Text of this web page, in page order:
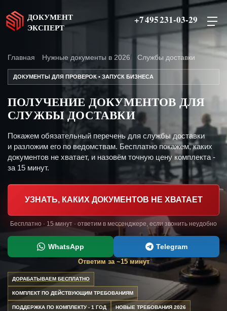
ДОКУМЕНТ
ЭКСПЕРТ
+7 495 231-03-29
Главная Нужные документы в 2026 Службы доставки
ДОКУМЕНТЫ ДЛЯ ПРОВЕРОК • ЗАПУСК БИЗНЕСА
ПОЛУЧЕНИЕ ДОКУМЕНТОВ ДЛЯ
СЛУЖБЫ ДОСТАВКИ
Покажем обязательный перечень для службы доставки
и разложим его по ведомствам. Бесплатно покажем, каких
документов не хватает, и назовём точную цену комплекта -
за 15 минут.
УЗНАТЬ, КАКИХ ДОКУМЕНТОВ НЕ ХВАТАЕТ
Бесплатно · 15 минут · ответим в мессенджере, если звонить неудобно
WhatsApp Telegram
Ответим за ~15 минут
ДОРАБАТЫВАЕМ БЕСПЛАТНО
КОМПЛЕКТ ПО ДЕЙСТВУЮЩИМ ТРЕБОВАНИЯМ
ПОДДЕРЖКА ПО КОМПЛЕКТУ - 1 ГОД НОВЫЕ ТРЕБОВАНИЯ 2026